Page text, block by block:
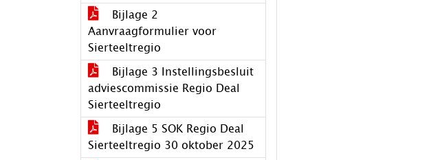
Bijlage 2
Aanvraagformulier voor
Sierteeltregio
Bijlage 3 Instellingsbesluit
adviescommissie Regio Deal
Sierteeltregio
Bijlage 5 SOK Regio Deal
Sierteeltregio 30 oktober 2025